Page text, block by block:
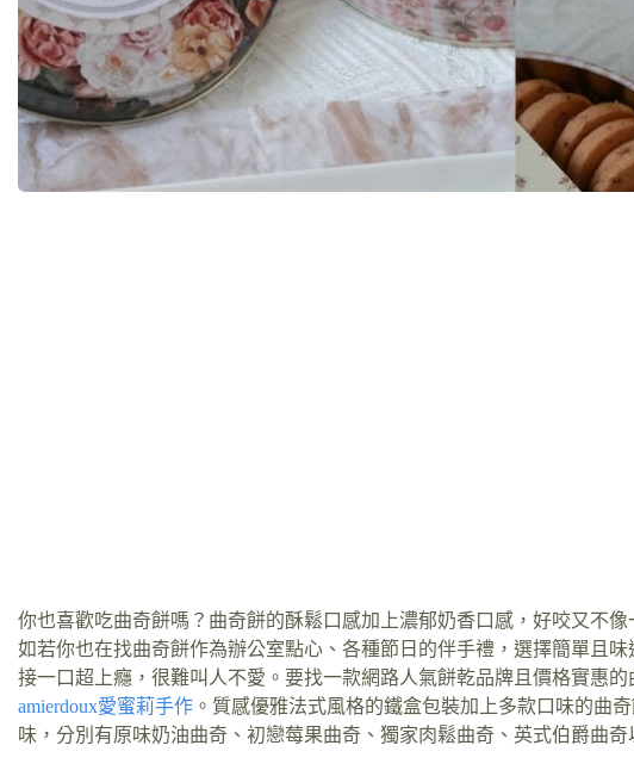
你也喜歡吃曲奇餅嗎？曲奇餅的酥鬆口感加上濃郁奶香口感，好咬又不
如若你也在找曲奇餅作為辦公室點心、各種節日的伴手禮，選擇簡單且
接一口超上癮，很難叫人不愛。要找一款網路人氣餅乾品牌且價格實惠
amierdoux愛蜜莉手作 。質感優雅法式風格的鐵盒包裝加上多款口味的曲
味，分別有原味奶油曲奇、初戀莓果曲奇、獨家肉鬆曲奇、英式伯爵曲